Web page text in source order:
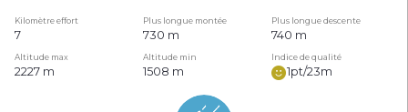
Kilomètre effort Plus longue montée Plus longue descente
7 730 m 740 m
Altitude max Altitude min Indice de qualité
2227 m 1508 m 1pt/23m